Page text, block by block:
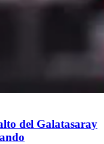
del Galatasaray